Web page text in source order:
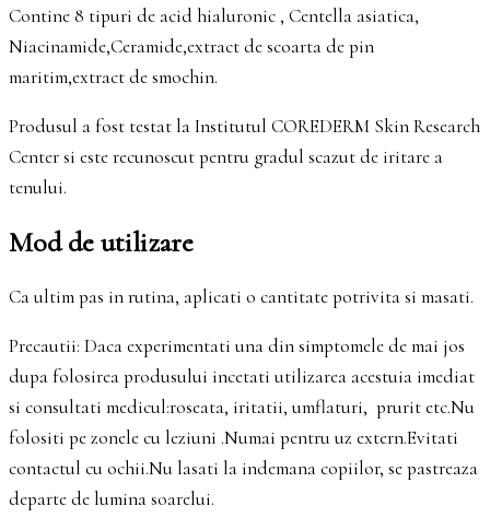
Contine 8 tipuri de acid hialuronic , Centella asiatica,
Niacinamide,Ceramide,extract de scoarta de pin
maritim,extract de smochin.
Produsul a fost testat la Institutul COREDERM Skin Research
Center si este recunoscut pentru gradul scazut de iritare a
tenului.
Mod de utilizare
Ca ultim pas in rutina, aplicati o cantitate potrivita si masati.
Precautii: Daca experimentati una din simptomele de mai jos
dupa folosirea produsului incetati utilizarea acestuia imediat
si consultati medicul:roseata, iritatii, umflaturi, prurit etc.Nu
folositi pe zonele cu leziuni .Numai pentru uz extern.Evitati
contactul cu ochii.Nu lasati la indemana copiilor, se pastreaza
departe de lumina soarelui.